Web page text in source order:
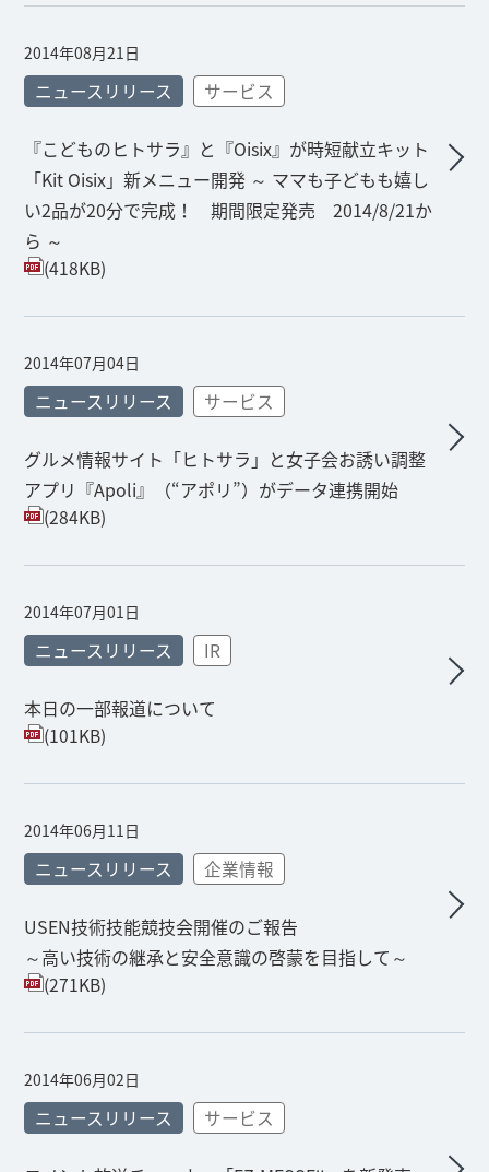
2014年08月21日
ニュースリリース サービス
『こどものヒトサラ』と『Oisix』が時短献立キット
「Kit Oisix」新メニュー開発 ～ ママも子どもも嬉し
い2品が20分で完成！ 期間限定発売 2014/8/21か
ら ～
(418KB)
2014年07月04日
ニュースリリース サービス
グルメ情報サイト「ヒトサラ」と女子会お誘い調整
アプリ『Apoli』（“アポリ”）がデータ連携開始
(284KB)
2014年07月01日
ニュースリリース IR
本日の一部報道について
(101KB)
2014年06月11日
ニュースリリース 企業情報
USEN技術技能競技会開催のご報告
～高い技術の継承と安全意識の啓蒙を目指して～
(271KB)
2014年06月02日
ニュースリリース サービス